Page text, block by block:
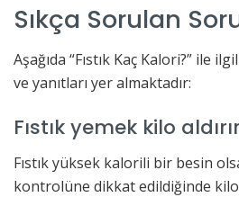
Sıkça Sorulan
Aşağıda “Fıstık Kaç Kalori?” ile
ve yanıtları yer almaktadır:
Fıstık yemek kilo
Fıstık yüksek kalorili bir besin
kontrolüne dikkat edildiğinde kilo